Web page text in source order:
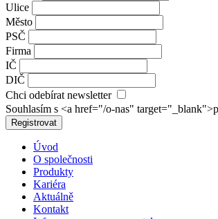
Ulice
Město
PSČ
Firma
IČ
DIČ
Chci odebírat newsletter
Souhlasím s <a href="/o-nas"
Registrovat
Úvod
O společnosti
Produkty
Kariéra
Aktuálně
Kontakt